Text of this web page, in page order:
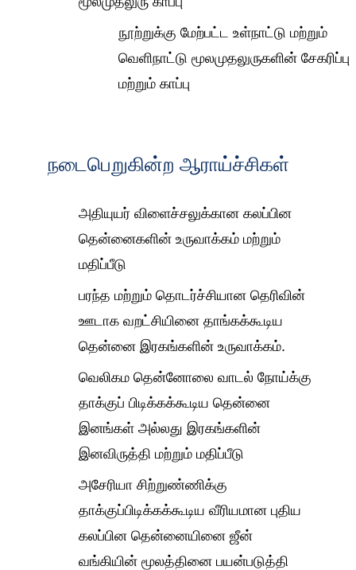
நூற்றுக்கு மேற்பட்ட உள்நாட்டு மற்றும்
வெளிநாட்டு மூலமுதலுருகளின் சேகரிப்பு
மற்றும் காப்பு
நடைபெறுகின்ற ஆராய்ச்சிகள்
அதியுயர் விளைச்சலுக்கான கலப்பின
தென்னைகளின் உருவாக்கம் மற்றும்
மதிப்பீடு
பரந்த மற்றும் தொடர்ச்சியான தெரிவின்
ஊடாக வறட்சியினை தாங்கக்கூடிய
தென்னை இரகங்களின் உருவாக்கம்.
வெலிகம தென்னோலை வாடல் நோய்க்கு
தாக்குப் பிடிக்கக்கூடிய தென்னை
இனங்கள் அல்லது இரகங்களின்
இனவிருத்தி மற்றும் மதிப்பீடு
அசேரியா சிற்றுண்ணிக்கு
தாக்குப்பிடிக்கக்கூடிய வீரியமான புதிய
கலப்பின தென்னையினை ஜீன்
வங்கியின் மூலத்தினை பயன்படுத்தி